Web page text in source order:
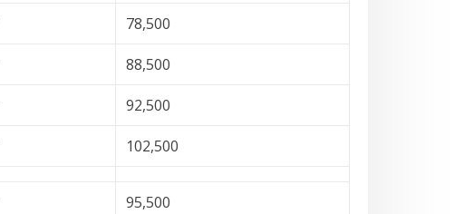
78,500
88,500
92,500
102,500
95,500